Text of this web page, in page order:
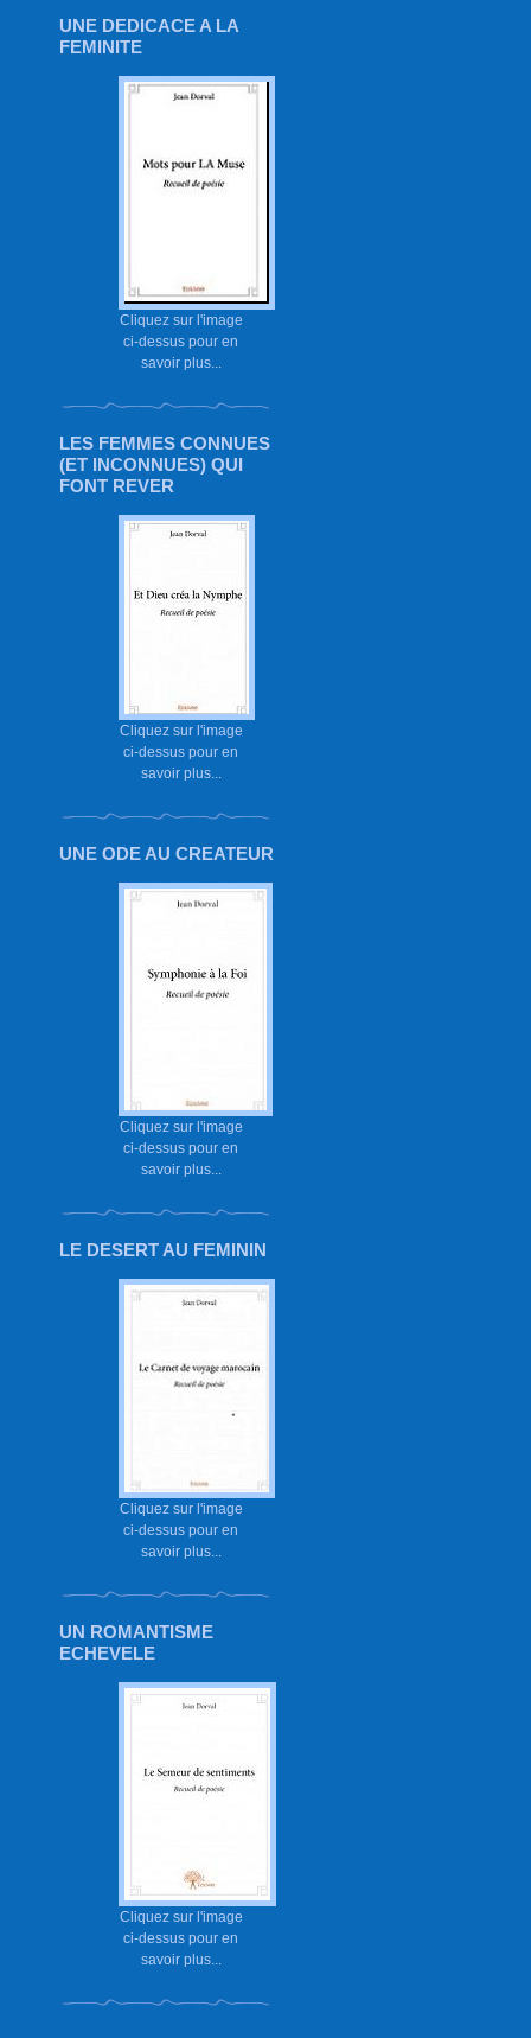
UNE DEDICACE A LA
FEMINITE
Cliquez sur l'image
ci-dessus pour en
savoir plus...
LES FEMMES CONNUES
(ET INCONNUES) QUI
FONT REVER
Cliquez sur l'image
ci-dessus pour en
savoir plus...
UNE ODE AU CREATEUR
Cliquez sur l'image
ci-dessus pour en
savoir plus...
LE DESERT AU FEMININ
Cliquez sur l'image
ci-dessus pour en
savoir plus...
UN ROMANTISME
ECHEVELE
Cliquez sur l'image
ci-dessus pour en
savoir plus...